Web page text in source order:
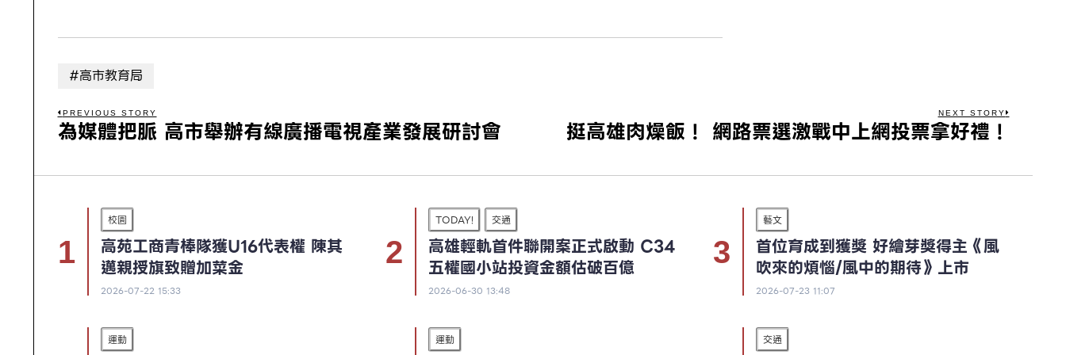
#高市教育局
PREVIOUS STORY
為媒體把脈 高市舉辦有線廣播電視產業發展研討會
NEXT STORY
挺高雄肉燥飯！ 網路票選激戰中上網投票拿好禮！
校園
高苑工商青棒隊獲U16代表權 陳其
邁親授旗致贈加菜金
2026-07-22 15:33
TODAY! 交通
高雄輕軌首件聯開案正式啟動 C34
五權國小站投資金額估破百億
2026-06-30 13:48
藝文
首位育成到獲獎 好繪芽獎得主《風
吹來的煩惱/風中的期待》上市
2026-07-23 11:07
運動 運動 交通